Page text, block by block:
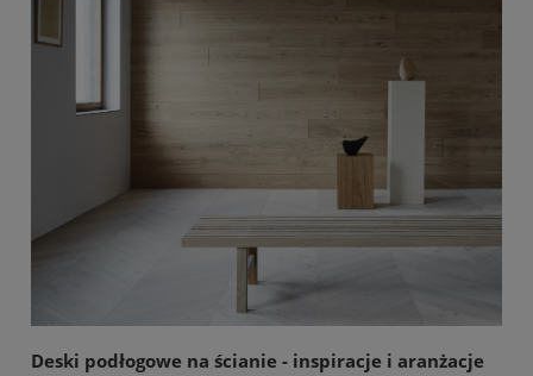
Deski podłogowe na ścianie - inspiracje i aranżacje